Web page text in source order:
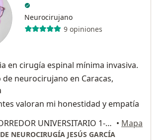
Neurocirujano
9 opiniones
en cirugía espinal mínima invasiva.
de neurocirujano en Caracas,
valoran mi honestidad y empatía
CRA. 30, CORREDOR UNIVERSITARIO 1-850. TORRE MÉDICA CLÍNICA PORTOAZUL. CONSULTORIO 716, Barranquilla • Mapa
NEUROCIRUGÍA JESÚS GARCÍA